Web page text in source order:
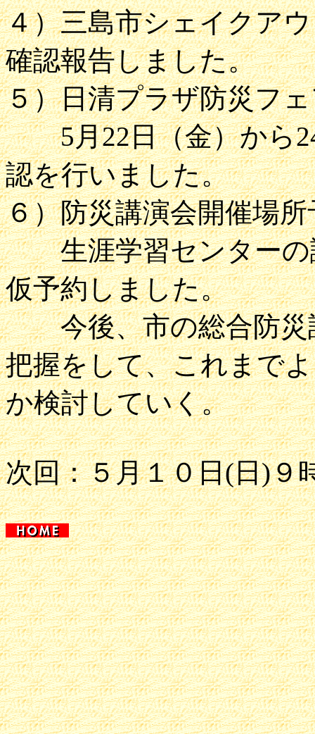
４）三島市シェイクア
確認報告しました。
５）日清プラザ防災フ
5月22日（金）から24
認を行いました。
６）防災講演会開催場所
生涯学習センターの
仮予約しました。
今後、市の総合防災
把握をして、これまで
か検討していく。
次回：５月１０日(日)